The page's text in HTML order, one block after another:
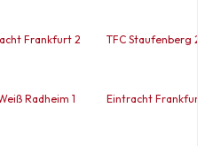
Frankfurt 2 TFC Staufenberg 2
Radheim 1 Eintracht Frankfurt